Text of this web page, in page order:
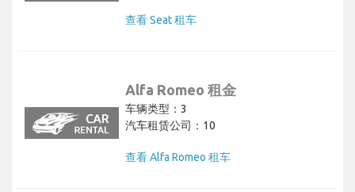
查看 Seat 租车
Alfa Romeo 租金
车辆类型：3
汽车租赁公司：10
查看 Alfa Romeo 租车